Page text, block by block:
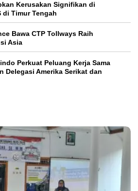
Kerusakan Signifikan di
di Timur Tengah
Bawa CTP Tollways Raih
Asia
Perkuat Peluang Kerja Sama
Delegasi Amerika Serikat dan